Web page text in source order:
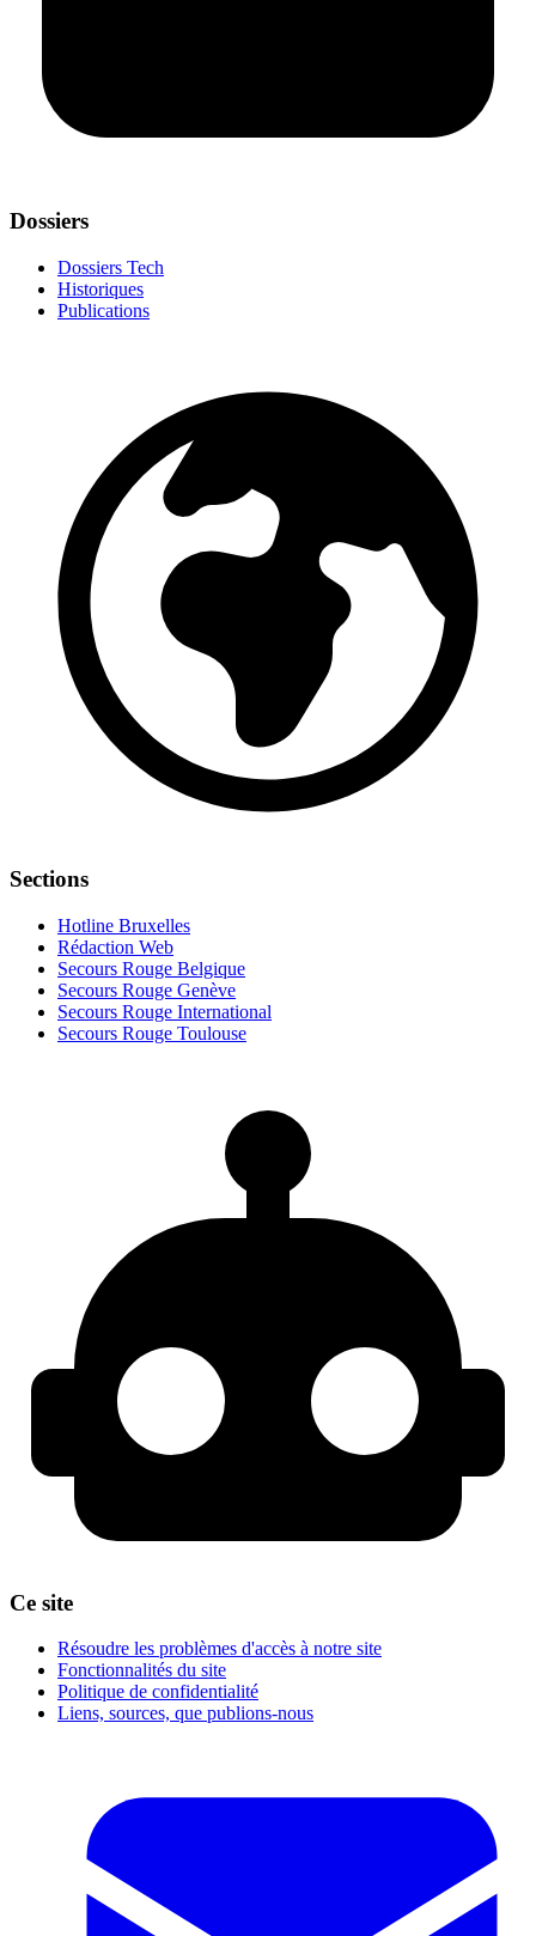
Dossiers
Dossiers Tech
Historiques
Publications
Sections
Hotline Bruxelles
Rédaction Web
Secours Rouge Belgique
Secours Rouge Genève
Secours Rouge International
Secours Rouge Toulouse
Ce site
Résoudre les problèmes d'accès à notre site
Fonctionnalités du site
Politique de confidentialité
Liens, sources, que publions-nous